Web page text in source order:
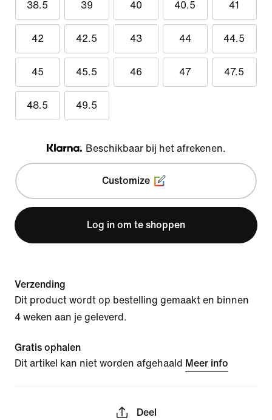
38.5 39 40 40.5 41
42 42.5 43 44 44.5
45 45.5 46 47 47.5
48.5 49.5
Klarna
Beschikbaar bij het afrekenen.
Customize
Log in om te shoppen
Verzending
Dit product wordt op bestelling gemaakt en binnen
4 weken aan je geleverd.
Gratis ophalen
Dit artikel kan niet worden afgehaald Meer info
Deel